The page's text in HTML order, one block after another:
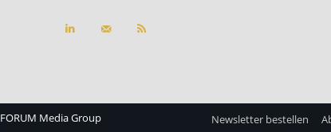
FORUM Media Group Newsletter bestellen